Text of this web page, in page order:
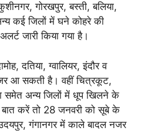
गोरखपुर, बस्ती, बलिया,
कई जिलों में घने कोहरे की
जारी किया गया है।
दतिया, ग्वालियर, इंदौर व
आ सकती है। वहीं चित्रकूट,
समेत अन्य जिलों में धूप खिलने के
करें तो 28 जनवरी को सूबे के
गंगानगर में काले बादल नजर